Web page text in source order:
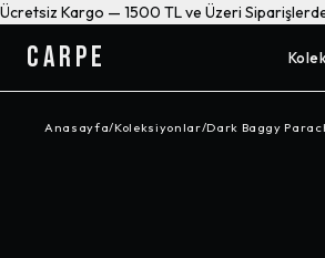
Ücretsiz Kargo — 1500 TL ve Üzeri
CARPE
Anasayfa/Koleksiyonlar/Dark Baggy